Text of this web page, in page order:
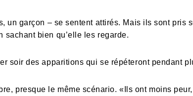
un garçon – se sentent attirés. Mais ils sont pris
sachant bien qu’elle les regarde.
soir des apparitions qui se répéteront pendant
presque le même scénario. «Ils ont moins